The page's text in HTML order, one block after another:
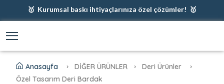
🥇 Kurumsal baskı ihtiyaçlarınıza özel çözümler! 🥇
🥇 Fiyatlarımıza baskı ve kargo dahildir! 🥇
Anasayfa DİĞER ÜRÜNLER
Deri Ürünler
Özel Tasarım Deri Bardak